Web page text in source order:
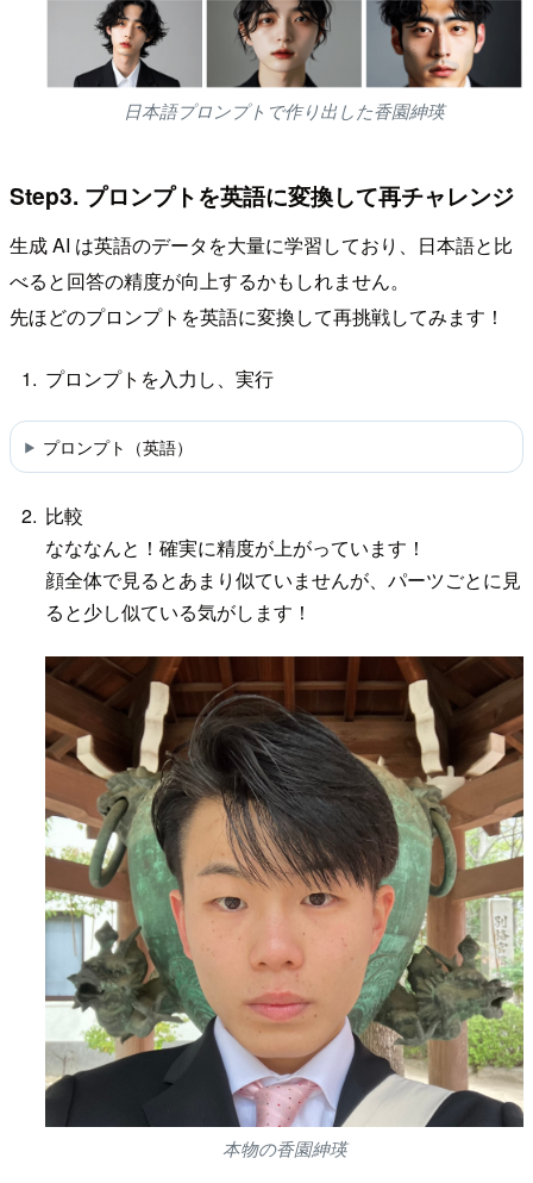
日本語プロンプトで作り出した香園紳瑛
Step3. プロンプトを英語に変換して再チャレンジ
生成 AI は英語のデータを大量に学習しており、日本語と比
べると回答の精度が向上するかもしれません。
先ほどのプロンプトを英語に変換して再挑戦してみます！
プロンプトを入力し、実行
プロンプト（英語）
比較
なななんと！確実に精度が上がっています！
顔全体で見るとあまり似ていませんが、パーツごとに見
ると少し似ている気がします！
本物の香園紳瑛